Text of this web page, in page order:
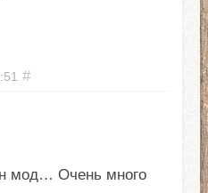
#
мод… Очень много